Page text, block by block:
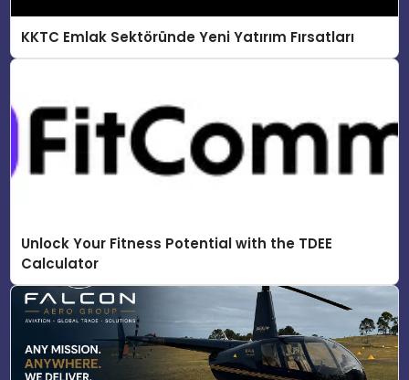
KKTC Emlak Sektöründe Yeni Yatırım Fırsatları
Unlock Your Fitness Potential with the TDEE
Calculator